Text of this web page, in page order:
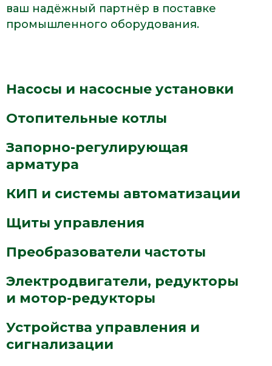
ваш надёжный партнёр в поставке
промышленного оборудования.
Насосы и насосные установки
Отопительные котлы
Запорно-регулирующая
арматура
КИП и системы автоматизации
Щиты управления
Преобразователи частоты
Электродвигатели, редукторы
и мотор-редукторы
Устройства управления и
сигнализации